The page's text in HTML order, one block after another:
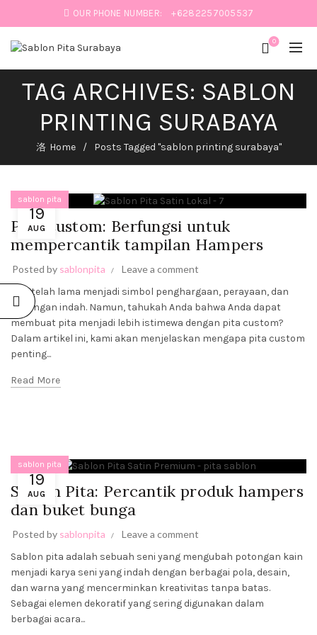
OUR PHONE NUMBER: +6282257005537
0
TAG ARCHIVES: SABLON
PRINTING SURABAYA
Home Posts Tagged "sablon printing surabaya"
19
AUG
sablon pita
Pita Custom: Berfungsi untuk
mempercantik tampilan Hampers
Posted by sablonpita
Leave a comment
Pita telah lama menjadi simbol penghargaan, perayaan, dan
kenangan indah. Namun, tahukah Anda bahwa Anda dapat
membuat pita menjadi lebih istimewa dengan pita custom?
Dalam artikel ini, kami akan menjelaskan mengapa pita custom
penting...
Read More
19
AUG
sablon pita
Sablon Pita: Percantik produk hampers
dan buket bunga
Posted by sablonpita
Leave a comment
Sablon pita adalah sebuah seni yang mengubah potongan kain
menjadi karya seni yang indah dengan berbagai pola, desain,
dan warna yang mencerminkan kreativitas tanpa batas.
Sebagai elemen dekoratif yang sering digunakan dalam
berbagai acara...
SABLON
PERCANTIK
HAMPERS
DAN
BUKET
BUNGA
August 19,
2023
No
PRODUK
August 19,
Comments